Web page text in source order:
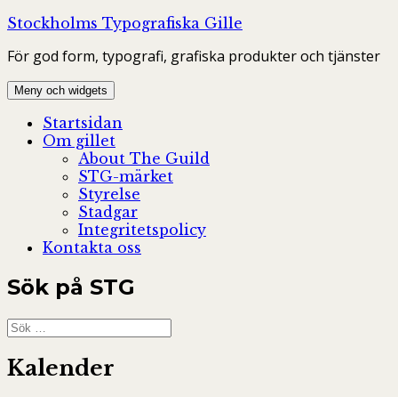
Hoppa
innehåll
Stockholms Typografiska Gille
För god form, typografi, grafiska produkter och tjänster
Meny och widgets
Startsidan
Om gillet
About The Guild
STG-märket
Styrelse
Stadgar
Integritetspolicy
Kontakta oss
Sök på STG
Sök
efter:
Kalender